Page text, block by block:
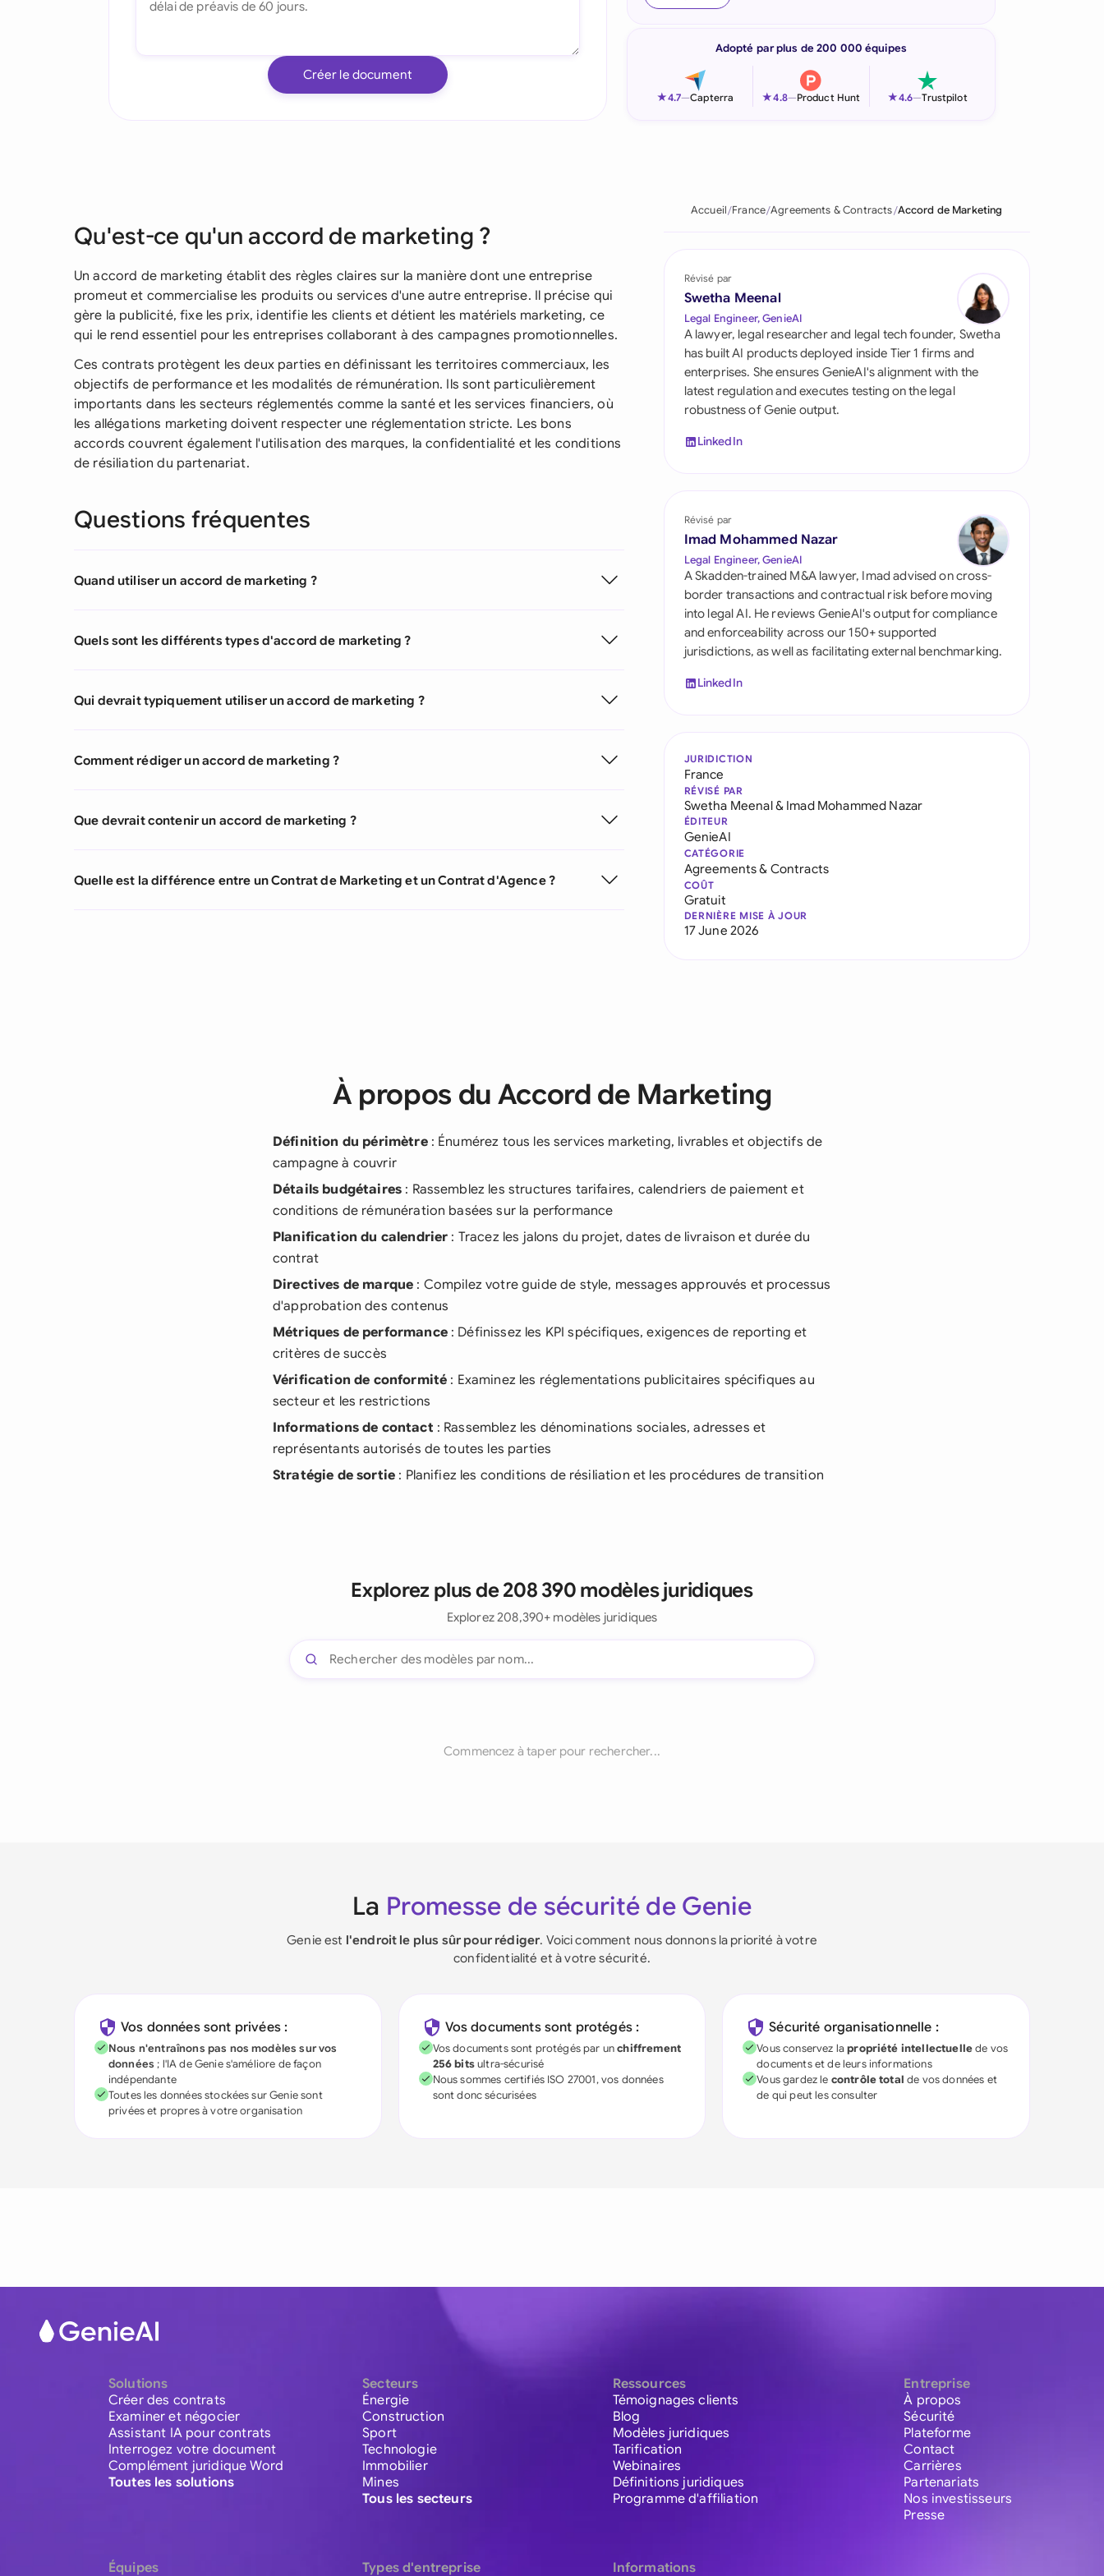
Philippines
Saudi Arabia
South Africa
Switzerland
United Kingdom
United States
Créer le document
Adopté par plus de 200 000 équipes
★4.7—Capterra ★4.8—Product Hunt ★4.6—Trustpilot
Qu'est-ce qu'un accord de marketing ?
Un accord de marketing établit des règles claires sur la manière dont une entreprise
promeut et commercialise les produits ou services d'une autre entreprise. Il précise qui
gère la publicité, fixe les prix, identifie les clients et détient les matériels marketing, ce
qui le rend essentiel pour les entreprises collaborant à des campagnes promotionnelles.
Ces contrats protègent les deux parties en définissant les territoires commerciaux, les
objectifs de performance et les modalités de rémunération. Ils sont particulièrement
importants dans les secteurs réglementés comme la santé et les services financiers, où
les allégations marketing doivent respecter une réglementation stricte. Les bons
accords couvrent également l'utilisation des marques, la confidentialité et les conditions
de résiliation du partenariat.
Questions fréquentes
Quand utiliser un accord de marketing ?
Quels sont les différents types d'accord de marketing ?
Qui devrait typiquement utiliser un accord de marketing ?
Comment rédiger un accord de marketing ?
Que devrait contenir un accord de marketing ?
Quelle est la différence entre un Contrat de Marketing et un Contrat d'Agence ?
Accueil France Agreements & Contracts Accord de Marketing
Révisé par
Swetha Meenal
Legal Engineer, GenieAI
A lawyer, legal researcher and legal tech founder, Swetha
has built AI products deployed inside Tier 1 firms and
enterprises. She ensures GenieAI's alignment with the
latest regulation and executes testing on the legal
robustness of Genie output.
LinkedIn
Révisé par
Imad Mohammed Nazar
Legal Engineer, GenieAI
A Skadden-trained M&A lawyer, Imad advised on cross-
border transactions and contractual risk before moving
into legal AI. He reviews GenieAI's output for compliance
and enforceability across our 150+ supported
jurisdictions, as well as facilitating external benchmarking.
LinkedIn
JURIDICTION
France
RÉVISÉ PAR
Swetha Meenal& Imad Mohammed Nazar
ÉDITEUR
GenieAI
CATÉGORIE
Agreements & Contracts
COÛT
Gratuit
DERNIÈRE MISE À JOUR
17 June 2026
À propos du Accord de Marketing
Définition du périmètre: Énumérez tous les services marketing, livrables et objectifs de
campagne à couvrir
Détails budgétaires : Rassemblez les structures tarifaires, calendriers de paiement et
conditions de rémunération basées sur la performance
Planification du calendrier : Tracez les jalons du projet, dates de livraison et durée du
contrat
Directives de marque : Compilez votre guide de style, messages approuvés et processus
d'approbation des contenus
Métriques de performance: Définissez les KPI spécifiques, exigences de reporting et
critères de succès
Vérification de conformité : Examinez les réglementations publicitaires spécifiques au
secteur et les restrictions
Informations de contact : Rassemblez les dénominations sociales, adresses et
représentants autorisés de toutes les parties
Stratégie de sortie : Planifiez les conditions de résiliation et les procédures de transition
Explorez plus de 208 390 modèles juridiques
Explorez 208,390+ modèles juridiques
Commencez à taper pour rechercher...
La Promesse de sécurité de Genie
Genie est l'endroit le plus sûr pour rédiger. Voici comment nous donnons la priorité à votre
confidentialité et à votre sécurité.
Vos données sont privées :
Nous n'entraînons pas nos modèles sur vos
données ; l'IA de Genie s'améliore de façon
indépendante
Toutes les données stockées sur Genie sont
privées et propres à votre organisation
Vos documents sont protégés :
Vos documents sont protégés par unchiffrement
256 bitsultra-sécurisé
Nous sommes certifiés ISO 27001, vos données
sont donc sécurisées
Sécurité organisationnelle :
Vous conservez lapropriété intellectuellede vos
documents et de leurs informations
Vous gardez le contrôle total de vos données et
de qui peut les consulter
Solutions
Créer des contrats
Examiner et négocier
Assistant IA pour contrats
Interrogez votre document
Complément juridique Word
Toutes les solutions
Équipes
Secteurs
Énergie
Construction
Sport
Technologie
Immobilier
Mines
Tous les secteurs
Types d'entreprise
Ressources
Témoignages clients
Blog
Modèles juridiques
Tarification
Webinaires
Définitions juridiques
Programme d'affiliation
Informations
Entreprise
À propos
Sécurité
Plateforme
Contact
Carrières
Partenariats
Nos investisseurs
Presse